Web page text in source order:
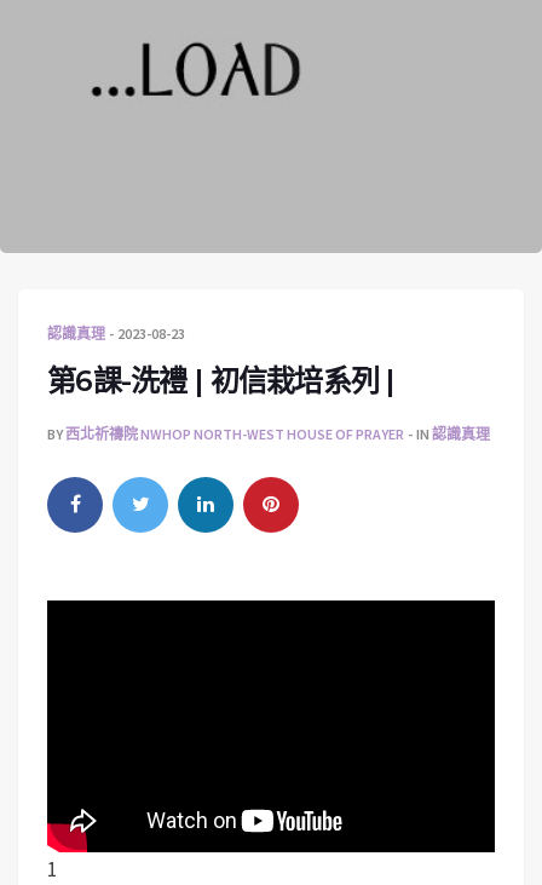
認識真理 2023-08-23
第6課-洗禮 | 初信栽培系列 |
BY西北祈禱院 NWHOP NORTH-WEST HOUSE OF PRAYER IN 認識真理
1